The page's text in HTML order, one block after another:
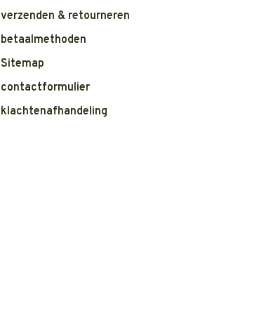
verzenden & retourneren
betaalmethoden
Sitemap
contactformulier
klachtenafhandeling